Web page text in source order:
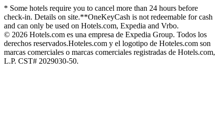
* Some hotels require you to cancel more than 24 hours before
check-in. Details on site.**OneKeyCash is not redeemable for cash
and can only be used on Hotels.com, Expedia and Vrbo.
© 2026 Hotels.com es una empresa de Expedia Group. Todos los
derechos reservados.Hoteles.com y el logotipo de Hoteles.com son
marcas comerciales o marcas comerciales registradas de Hotels.com,
L.P. CST# 2029030-50.